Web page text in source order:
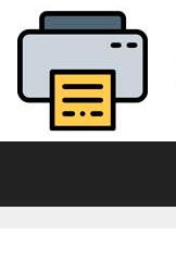
Saltar
contenido